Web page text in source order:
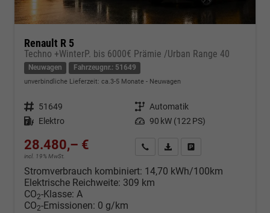
Renault R 5
Techno +WinterP. bis 6000€ Prämie /Urban Range 40
Neuwagen Fahrzeugnr.: 51649
unverbindliche Lieferzeit: ca.3-5 Monate Neuwagen
Fahrzeugnr. 51649 Getriebe Automatik
Kraftstoff Elektro Leistung 90 kW (122 PS)
28.480,– €
incl. 19% MwSt.
Kontakt & Angebot anfordern
PDF-Datei, Fahrzeugexposé
Stromverbrauch kombiniert: 14,70 kWh/100km
Elektrische Reichweite: 309 km
CO2-Klasse: A
CO2-Emissionen: 0 g/km